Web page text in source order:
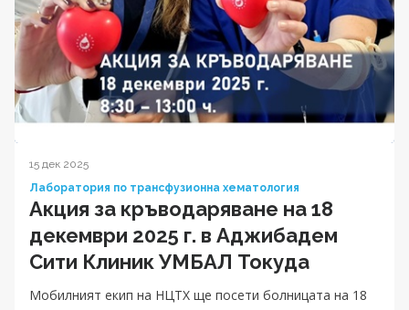
15 дек 2025
Лаборатория по трансфузионна хематология
Акция за кръводаряване на 18
декември 2025 г. в Аджибадем
Сити Клиник УМБАЛ Токуда
Мобилният екип на НЦТХ ще посети болницата на 18